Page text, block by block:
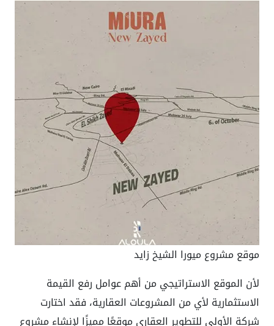
موقع مشروع ميورا الشيخ زايد
لأن الموقع الاستراتيجي من أهم عوامل رفع القيمة
الاستثمارية لأي من المشروعات العقارية، فقد اختارت
شركة الأولى للتطوير العقاري موقعًا مميزًا لإنشاء مشروع